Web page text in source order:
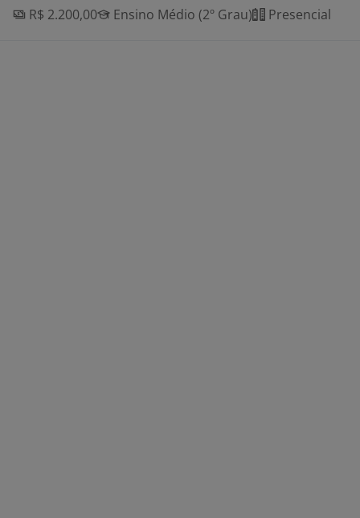
R$ 2.200,00
Ensino Médio (2º Grau) Presencial